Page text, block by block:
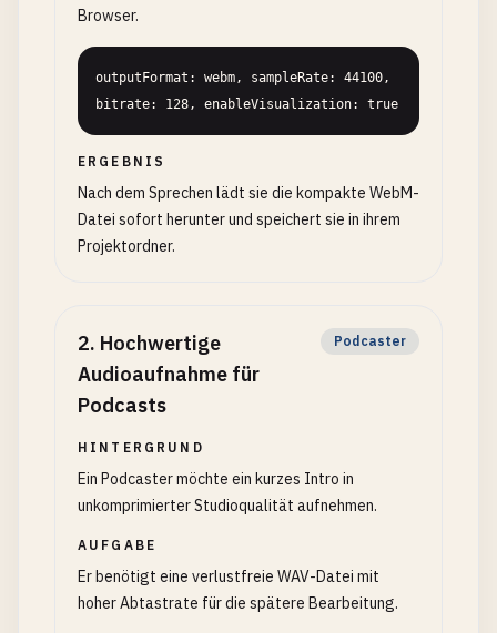
Browser.
outputFormat: webm, sampleRate: 44100,
bitrate: 128, enableVisualization: true
ERGEBNIS
Nach dem Sprechen lädt sie die kompakte WebM-
Datei sofort herunter und speichert sie in ihrem
Projektordner.
2. Hochwertige
Audioaufnahme für
Podcasts
Podcaster
HINTERGRUND
Ein Podcaster möchte ein kurzes Intro in
unkomprimierter Studioqualität aufnehmen.
AUFGABE
Er benötigt eine verlustfreie WAV-Datei mit
hoher Abtastrate für die spätere Bearbeitung.